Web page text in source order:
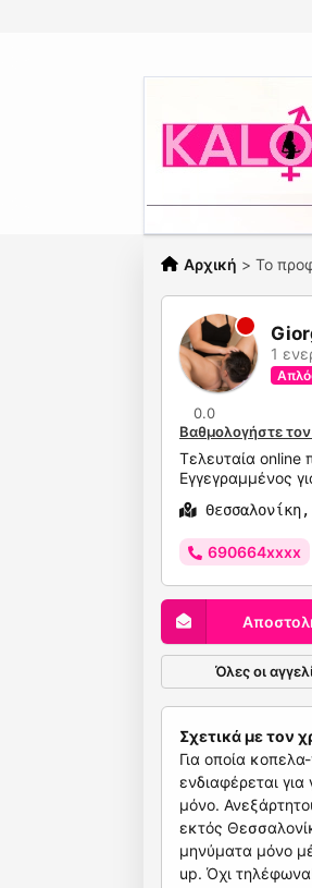
Αρχική > Το
1
0.0
Βαθμολογήστε
Τελευταία online
Εγγεγραμμένος
690664xxxx
Όλες οι
Σχετικά με τον
Για οποία
ενδιαφέρεται για
μόνο.
εκτός
μηνύματα μόνο
up. Όχι